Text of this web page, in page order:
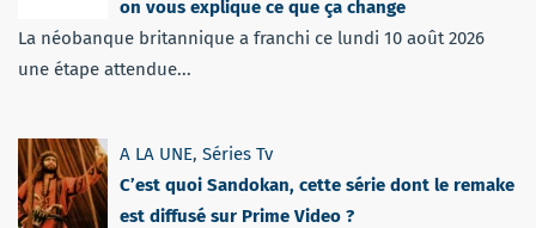
on vous explique ce que ça change
La néobanque britannique a franchi ce lundi 10 août 2026
une étape attendue...
A LA UNE, Séries Tv
C’est quoi Sandokan, cette série dont le remake
est diffusé sur Prime Video ?